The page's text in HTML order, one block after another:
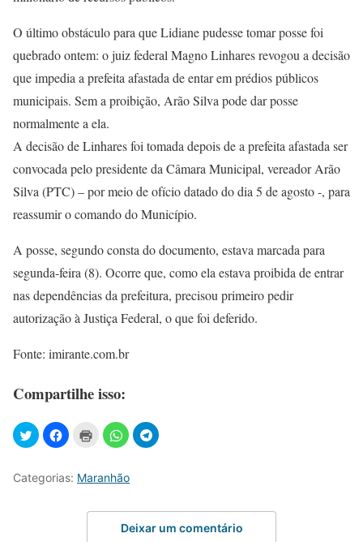
O último obstáculo para que Lidiane pudesse tomar posse foi
quebrado ontem: o juiz federal Magno Linhares revogou a decisão
que impedia a prefeita afastada de entar em prédios públicos
municipais. Sem a proibição, Arão Silva pode dar posse
normalmente a ela.
A decisão de Linhares foi tomada depois de a prefeita afastada ser
convocada pelo presidente da Câmara Municipal, vereador Arão
Silva (PTC) – por meio de ofício datado do dia 5 de agosto -, para
reassumir o comando do Município.
A posse, segundo consta do documento, estava marcada para
segunda-feira (8). Ocorre que, como ela estava proibida de entrar
nas dependências da prefeitura, precisou primeiro pedir
autorização à Justiça Federal, o que foi deferido.
Fonte: imirante.com.br
Compartilhe isso:
Categorias: Maranhão
Deixar um comentário